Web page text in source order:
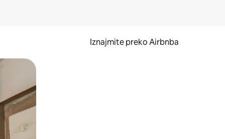
Iznajmite preko Airbnba